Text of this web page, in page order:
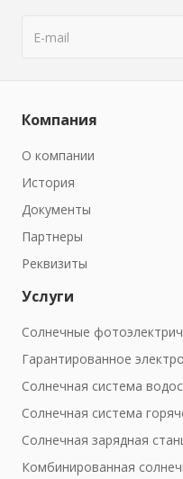
Компания
О компании
История
Документы
Партнеры
Реквизиты
Услуги
Солнечные
Гарантированное
Солнечная система
Солнечная система
Солнечная зарядная
Комбинированная